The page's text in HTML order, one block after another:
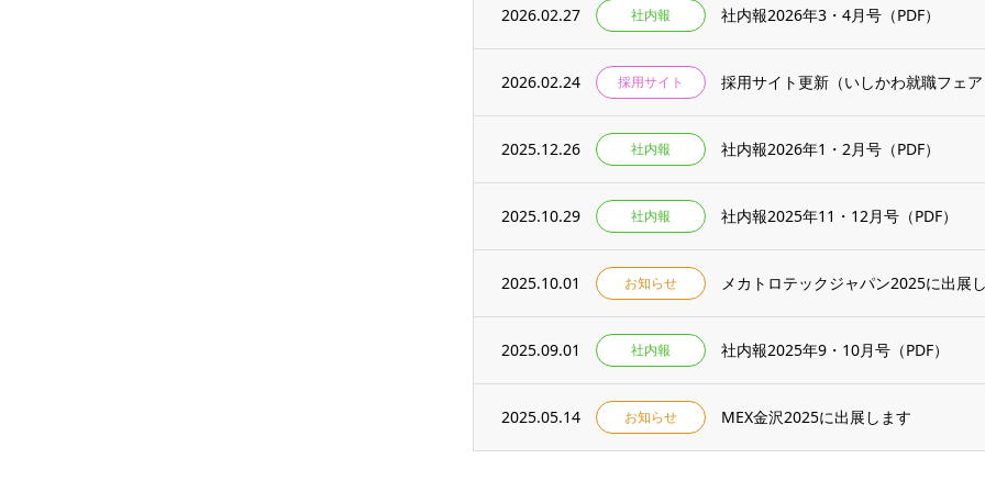
2026.02.27 社内報 社内報2026年3・4月号（PDF）
2026.02.24 採用サイト 採用サイト更新（いしかわ就職フェア
2025.12.26 社内報 社内報2026年1・2月号（PDF）
2025.10.29 社内報 社内報2025年11・12月号（PDF）
2025.10.01 お知らせ メカトロテックジャパン2025に出展
2025.09.01 社内報 社内報2025年9・10月号（PDF）
2025.05.14 お知らせ MEX金沢2025に出展します